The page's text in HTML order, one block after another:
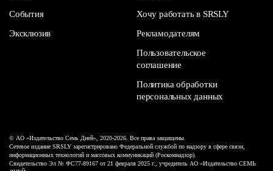
События
Эксклюзив
Хочу работать в SRSLY
Рекламодателям
Пользовательское
соглашение
Политика обработки
персональных данных
© АО «Издательство Семь Дней», 2020-2026. Все права защищены.
Сетевое издание SRSLY зарегистрировано Федеральной службой по надзору в сфере связи,
информационных технологий и массовых коммуникаций (Роскомнадзор).
Свидетельство Эл № ФС77-89167 от 21 февраля 2025 г., учредитель АО «Издательство СЕМЬ